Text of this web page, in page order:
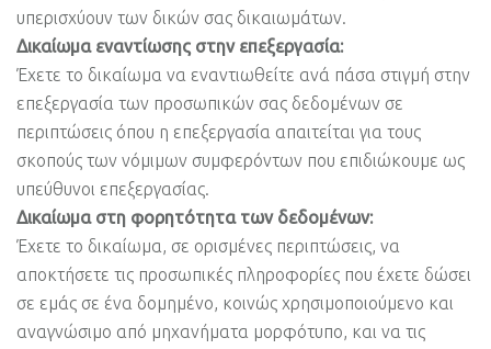
υπερισχύουν των δικών σας δικαιωμάτων.
Δικαίωμα εναντίωσης στην επεξεργασία:
Έχετε το δικαίωμα να εναντιωθείτε ανά πάσα στιγμή στην
επεξεργασία των προσωπικών σας δεδομένων σε
περιπτώσεις όπου η επεξεργασία απαιτείται για τους
σκοπούς των νόμιμων συμφερόντων που επιδιώκουμε ως
υπεύθυνοι επεξεργασίας.
Δικαίωμα στη φορητότητα των δεδομένων:
Έχετε το δικαίωμα, σε ορισμένες περιπτώσεις, να
αποκτήσετε τις προσωπικές πληροφορίες που έχετε δώσει
σε εμάς σε ένα δομημένο, κοινώς χρησιμοποιούμενο και
αναγνώσιμο από μηχανήματα μορφότυπο, και να τις